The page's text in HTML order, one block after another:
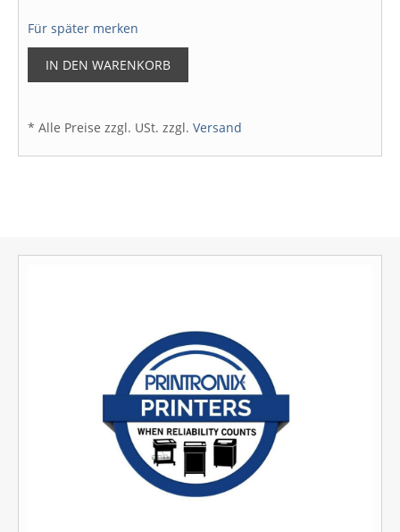
Für später merken
IN DEN WARENKORB
* Alle Preise zzgl. USt. zzgl. Versand